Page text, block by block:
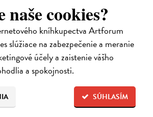
cookies?
kníhkupectva Artforum
slúžiace na zabezpečenie a meranie
účely a zaistenie vášho
a spokojnosti.
SÚHLASÍM
v piesku
niekedy plná prekvapení. Súrodenci Noro a
svojráznych Chrtovcov, natrafia na
ich Uwe a Hans, ktorí sú takmer celé dni